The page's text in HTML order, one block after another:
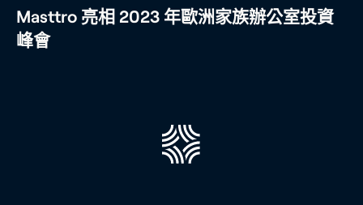
Masttro 亮相 2023 年歐洲家族辦公室投資
峰會